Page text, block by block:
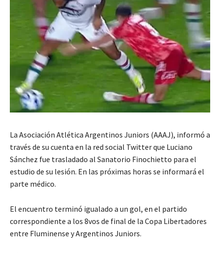
La Asociación Atlética Argentinos Juniors (AAAJ), informó a
través de su cuenta en la red social Twitter que Luciano
Sánchez fue trasladado al Sanatorio Finochietto para el
estudio de su lesión. En las próximas horas se informará el
parte médico.
El encuentro terminó igualado a un gol, en el partido
correspondiente a los 8vos de final de la Copa Libertadores
entre Fluminense y Argentinos Juniors.